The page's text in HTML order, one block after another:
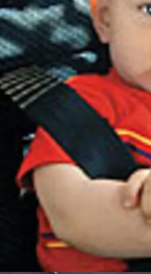
Могут
Спрашивать
Запуск Моделей ИИ
Новые Рейсы По